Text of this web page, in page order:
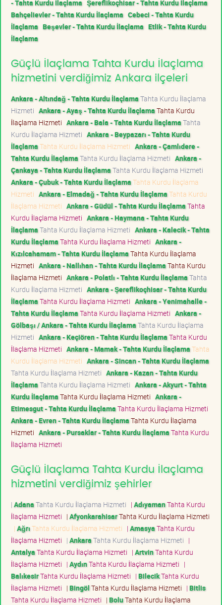
- Tahta Kurdu İlaçlama Şereflikoçhisar - Tahta Kurdu İlaçlama
Bahçelievler - Tahta Kurdu İlaçlama Cebeci - Tahta Kurdu
İlaçlama Beşevler - Tahta Kurdu İlaçlama Etlik - Tahta Kurdu
İlaçlama
Güçlü İlaçlama Tahta Kurdu İlaçlama
hizmetini verdiğimiz Ankara ilçeleri
Ankara - Altındağ - Tahta Kurdu İlaçlamaTahta Kurdu İlaçlama
Hizmeti Ankara - Ayaş - Tahta Kurdu İlaçlamaTahta Kurdu
İlaçlama Hizmeti Ankara - Bala - Tahta Kurdu İlaçlamaTahta
Kurdu İlaçlama Hizmeti Ankara - Beypazarı - Tahta Kurdu
İlaçlamaTahta Kurdu İlaçlama Hizmeti Ankara - Çamlıdere -
Tahta Kurdu İlaçlamaTahta Kurdu İlaçlama Hizmeti Ankara -
Çankaya - Tahta Kurdu İlaçlamaTahta Kurdu İlaçlama Hizmeti
Ankara - Çubuk - Tahta Kurdu İlaçlamaTahta Kurdu İlaçlama
Hizmeti Ankara - Elmadağ - Tahta Kurdu İlaçlamaTahta Kurdu
İlaçlama Hizmeti Ankara - Güdül - Tahta Kurdu İlaçlamaTahta
Kurdu İlaçlama Hizmeti Ankara - Haymana - Tahta Kurdu
İlaçlamaTahta Kurdu İlaçlama Hizmeti Ankara - Kalecik - Tahta
Kurdu İlaçlamaTahta Kurdu İlaçlama Hizmeti Ankara -
Kızılcahamam - Tahta Kurdu İlaçlamaTahta Kurdu İlaçlama
Hizmeti Ankara - Nallıhan - Tahta Kurdu İlaçlamaTahta Kurdu
İlaçlama Hizmeti Ankara - Polatlı - Tahta Kurdu İlaçlamaTahta
Kurdu İlaçlama Hizmeti Ankara - Şereflikoçhisar - Tahta Kurdu
İlaçlamaTahta Kurdu İlaçlama Hizmeti Ankara - Yenimahalle -
Tahta Kurdu İlaçlamaTahta Kurdu İlaçlama Hizmeti Ankara -
Gölbaşı / Ankara - Tahta Kurdu İlaçlamaTahta Kurdu İlaçlama
Hizmeti Ankara - Keçiören - Tahta Kurdu İlaçlamaTahta Kurdu
İlaçlama Hizmeti Ankara - Mamak - Tahta Kurdu İlaçlamaTahta
Kurdu İlaçlama Hizmeti Ankara - Sincan - Tahta Kurdu İlaçlama
Tahta Kurdu İlaçlama Hizmeti Ankara - Kazan - Tahta Kurdu
İlaçlamaTahta Kurdu İlaçlama Hizmeti Ankara - Akyurt - Tahta
Kurdu İlaçlamaTahta Kurdu İlaçlama Hizmeti Ankara -
Etimesgut - Tahta Kurdu İlaçlamaTahta Kurdu İlaçlama Hizmeti
Ankara - Evren - Tahta Kurdu İlaçlamaTahta Kurdu İlaçlama
Hizmeti Ankara - Pursaklar - Tahta Kurdu İlaçlamaTahta Kurdu
İlaçlama Hizmeti
Güçlü İlaçlama Tahta Kurdu İlaçlama
hizmetini verdiğimiz şehirler
| AdanaTahta Kurdu İlaçlama Hizmeti | AdıyamanTahta Kurdu
İlaçlama Hizmeti | AfyonkarahisarTahta Kurdu İlaçlama Hizmeti
| AğrıTahta Kurdu İlaçlama Hizmeti | AmasyaTahta Kurdu
İlaçlama Hizmeti | AnkaraTahta Kurdu İlaçlama Hizmeti |
AntalyaTahta Kurdu İlaçlama Hizmeti | ArtvinTahta Kurdu
İlaçlama Hizmeti | AydınTahta Kurdu İlaçlama Hizmeti |
BalıkesirTahta Kurdu İlaçlama Hizmeti | BilecikTahta Kurdu
İlaçlama Hizmeti | BingölTahta Kurdu İlaçlama Hizmeti | Bitlis
Tahta Kurdu İlaçlama Hizmeti | BoluTahta Kurdu İlaçlama